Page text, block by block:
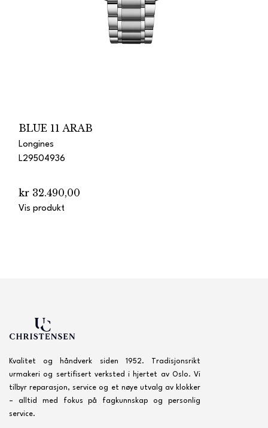
BLUE 11 ARAB
Longines
L29504936
kr 32.490,00
Vis produkt
Kvalitet og håndverk siden 1952. Tradisjonsrikt
urmakeri og sertifisert verksted i hjertet av Oslo. Vi
tilbyr reparasjon, service og et nøye utvalg av klokker
– alltid med fokus på fagkunnskap og personlig
service.